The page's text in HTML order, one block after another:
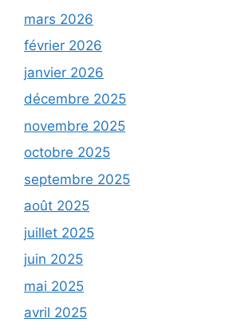
mars 2026
février 2026
janvier 2026
décembre 2025
novembre 2025
octobre 2025
septembre 2025
août 2025
juillet 2025
juin 2025
mai 2025
avril 2025